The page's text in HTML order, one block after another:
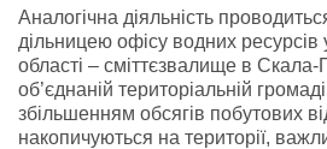
Аналогічна діяльність
дільницею офісу водних ресурсів
області – сміттєзвалище в Скала-
об’єднаній територіальній
збільшенням обсягів побутових
накопичуються на території,